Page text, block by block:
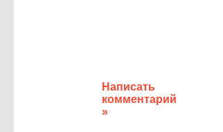
Написать
комментарий
»